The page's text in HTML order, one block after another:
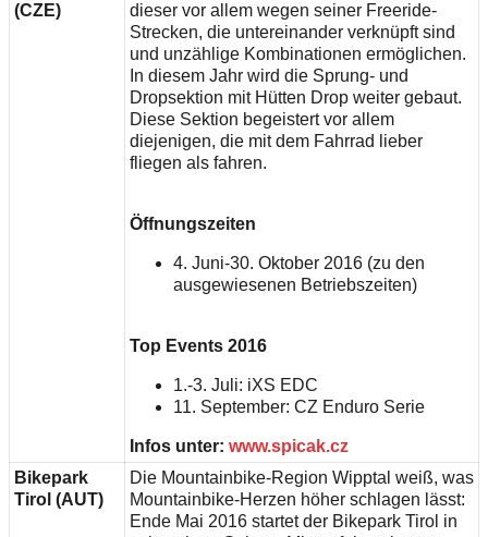
(CZE)
dieser vor allem wegen seiner Freeride-
Strecken, die untereinander verknüpft sind
und unzählige Kombinationen ermöglichen.
In diesem Jahr wird die Sprung- und
Dropsektion mit Hütten Drop weiter gebaut.
Diese Sektion begeistert vor allem
diejenigen, die mit dem Fahrrad lieber
fliegen als fahren.
Öffnungszeiten
4. Juni-30. Oktober 2016 (zu den
ausgewiesenen Betriebszeiten)
Top Events 2016
1.-3. Juli: iXS EDC
11. September: CZ Enduro Serie
Infos unter: www.spicak.cz
Bikepark
Tirol (AUT)
Die Mountainbike-Region Wipptal weiß, was
Mountainbike-Herzen höher schlagen lässt:
Ende Mai 2016 startet der Bikepark Tirol in